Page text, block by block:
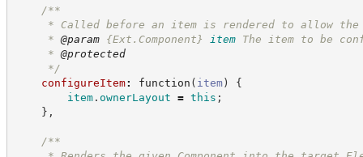
/**
* Called before an item is rendered to allow the
* @param {Ext.Component} item
The item to be
* @protected
*/
configureItem: function ( item)
{
item. ownerLayout = this ;
} ,
/**